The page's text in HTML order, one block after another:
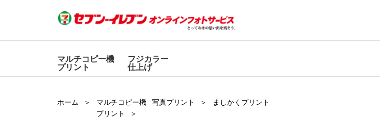
マルチコピー機
プリント
フジカラー
仕上げ
ホーム
マルチコピー機
プリント
写真プリント ましかくプリント